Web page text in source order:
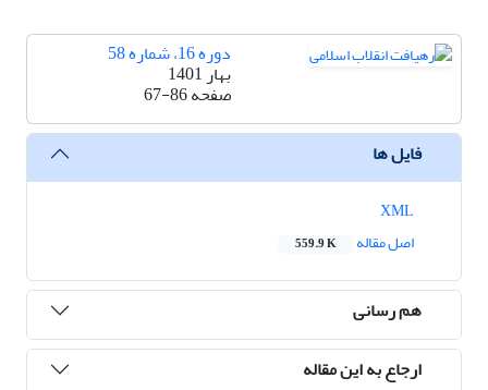
دوره 16، شماره 58
بهار 1401
صفحه67-86
فایل ها
اصل مقاله
559.9 K
هم رسانی
ارجاع به این مقاله